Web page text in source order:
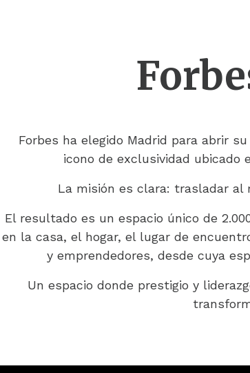
Forbes ha elegido Madrid para abrir
icono de exclusividad ubicado
La misión es clara: trasladar al
El resultado es un espacio único de
en la casa, el hogar, el lugar de
y emprendedores, desde cuya
Un espacio donde prestigio y